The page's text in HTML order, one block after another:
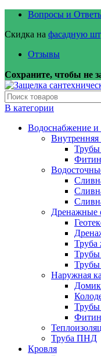
Вопросы и
Скидка на фасадную
Отзывы
Сохраните, чтобы не
В категории
Водоснабжение и
Внутренняя
Трубы
Дренажные
Труба
Трубы
Трубы
Наружная
Трубы
Труба ПНД
Кровля